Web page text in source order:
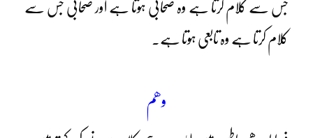
جس سے کلام کرتا ہے وہ صحابی ہوتا ہے اور صحابی جس سے
کلام کرتا ہے وہ تابعی ہوتا ہے۔
وھم